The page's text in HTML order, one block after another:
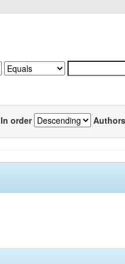
In order